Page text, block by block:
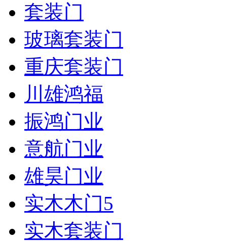
套装门
玻璃套装门
重庆套装门
川雄鸿福
振鸿门业
意航门业
雄昊门业
实木木门5
实木套装门